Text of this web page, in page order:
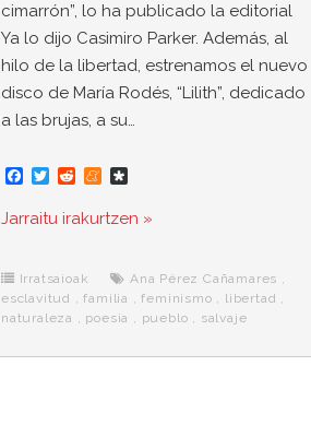
cimarrón”, lo ha publicado la editorial
Ya lo dijo Casimiro Parker. Además, al
hilo de la libertad, estrenamos el nuevo
disco de María Rodés, “Lilith”, dedicado
a las brujas, a su…
F
c
e
o
k
T
i
t
r
R
d
d
M
n
e
e
a
s
r
a
Jarraitu irakurtzen »
Irratsaioak Ana Pérez Cañamares ,
esclavitud ,familia ,feminismo , libertad ,
naturaleza , poesia , pueblo , salvaje